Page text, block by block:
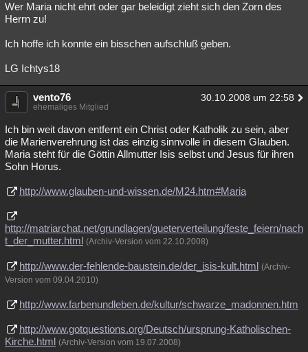
Wer Maria nicht ehrt oder gar beleidigt zieht sich den Zorn des
Herrn zu!
Ich hoffe ich konnte ein bisschen aufschluß geben.
LG Ichtys18
vento76 30.10.2008 um 22:58
ehemaliges Mitglied
Ich bin weit davon entfernt ein Christ oder Katholik zu sein, aber
die Marienverehrung ist das einzig sinnvolle in diesem Glauben.
Maria steht für die Göttin Allmutter Isis selbst und Jesus für ihren
Sohn Horus.
http://www.glauben-und-wissen.de/M24.htm#Maria
http://matriarchat.net/grundlagen/gueterverteilung/feste_feiern/nach
t_der_mutter.html (Archiv-Version vom 22.10.2008)
http://www.der-fehlende-baustein.de/der_isis-kult.html (Archiv-
Version vom 09.04.2010)
http://www.farbenundleben.de/kultur/schwarze_madonnen.htm
http://www.gotquestions.org/Deutsch/ursprung-Katholischen-
Kirche.html (Archiv-Version vom 19.07.2008)